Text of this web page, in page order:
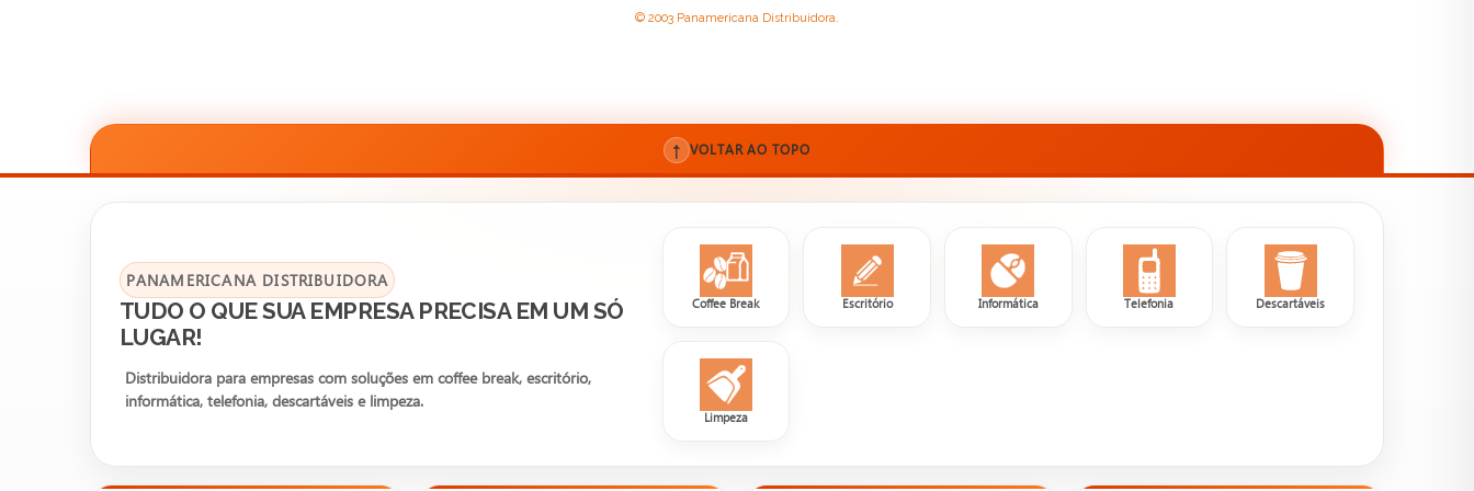
© 2003 Panamericana Distribuidora.
↑ VOLTAR AO TOPO
PANAMERICANA DISTRIBUIDORA
TUDO O QUE SUA EMPRESA PRECISA EM UM SÓ
LUGAR!
Distribuidora para empresas com soluções em coffee break, escritório,
informática, telefonia, descartáveis e limpeza.
Coffee Break Escritório Informática Telefonia Descartáveis
Limpeza